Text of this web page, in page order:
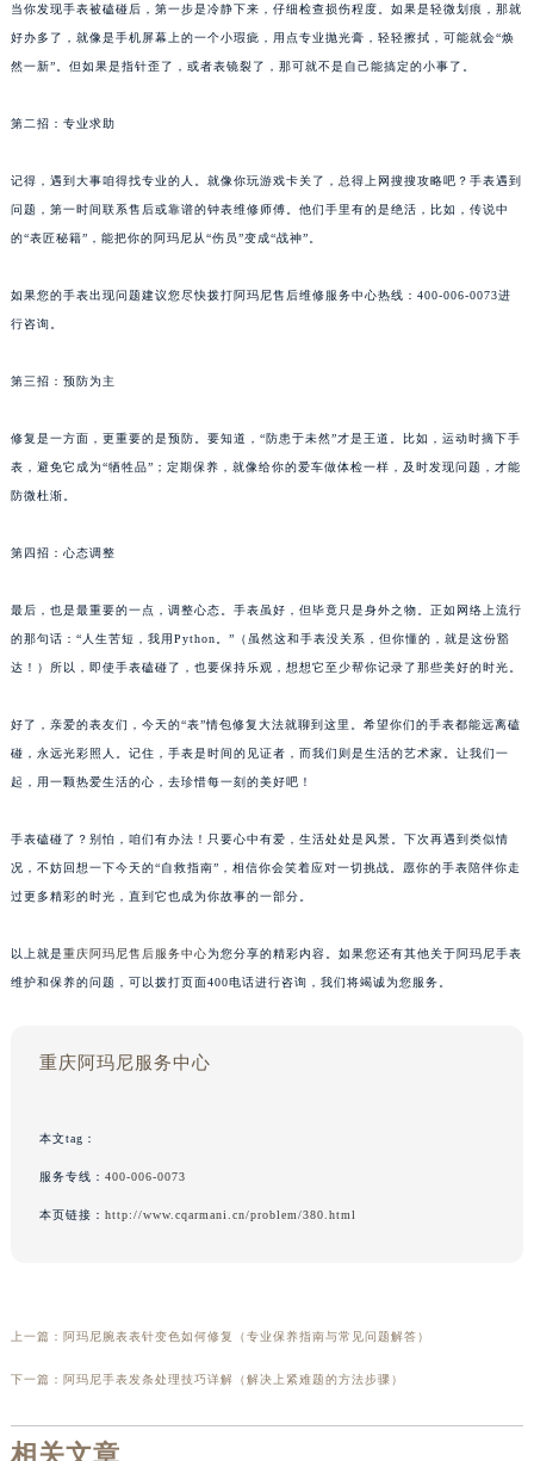
当你发现手表被磕碰后，第一步是冷静下来，仔细检查损伤程度。如果是轻微划痕，那就
好办多了，就像是手机屏幕上的一个小瑕疵，用点专业抛光膏，轻轻擦拭，可能就会“焕
然一新”。但如果是指针歪了，或者表镜裂了，那可就不是自己能搞定的小事了。
第二招：专业求助
记得，遇到大事咱得找专业的人。就像你玩游戏卡关了，总得上网搜搜攻略吧？手表遇到
问题，第一时间联系售后或靠谱的钟表维修师傅。他们手里有的是绝活，比如，传说中
的“表匠秘籍”，能把你的阿玛尼从“伤员”变成“战神”。
如果您的手表出现问题建议您尽快拨打阿玛尼售后维修服务中心热线：400-006-0073进
行咨询。
第三招：预防为主
修复是一方面，更重要的是预防。要知道，“防患于未然”才是王道。比如，运动时摘下手
表，避免它成为“牺牲品”；定期保养，就像给你的爱车做体检一样，及时发现问题，才能
防微杜渐。
第四招：心态调整
最后，也是最重要的一点，调整心态。手表虽好，但毕竟只是身外之物。正如网络上流行
的那句话：“人生苦短，我用Python。”（虽然这和手表没关系，但你懂的，就是这份豁
达！）所以，即使手表磕碰了，也要保持乐观，想想它至少帮你记录了那些美好的时光。
好了，亲爱的表友们，今天的“表”情包修复大法就聊到这里。希望你们的手表都能远离磕
碰，永远光彩照人。记住，手表是时间的见证者，而我们则是生活的艺术家。让我们一
起，用一颗热爱生活的心，去珍惜每一刻的美好吧！
手表磕碰了？别怕，咱们有办法！只要心中有爱，生活处处是风景。下次再遇到类似情
况，不妨回想一下今天的“自救指南”，相信你会笑着应对一切挑战。愿你的手表陪伴你走
过更多精彩的时光，直到它也成为你故事的一部分。
以上就是重庆阿玛尼售后服务中心为您分享的精彩内容。如果您还有其他关于阿玛尼手表
维护和保养的问题，可以拨打页面400电话进行咨询，我们将竭诚为您服务。
重庆阿玛尼服务中心
本文tag：
服务专线： 400-006-0073
本页链接： http://www.cqarmani.cn/problem/380.html
上一篇： 阿玛尼腕表表针变色如何修复（专业保养指南与常见问题解答）
下一篇： 阿玛尼手表发条处理技巧详解（解决上紧难题的方法步骤）
相关文章